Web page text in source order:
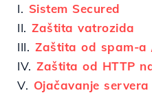
I. Sistem Secured
II.Zaštita vatrozida
III. Zaštita od spam-a
IV.Zaštita od HTTP
V. Ojačavanje servera